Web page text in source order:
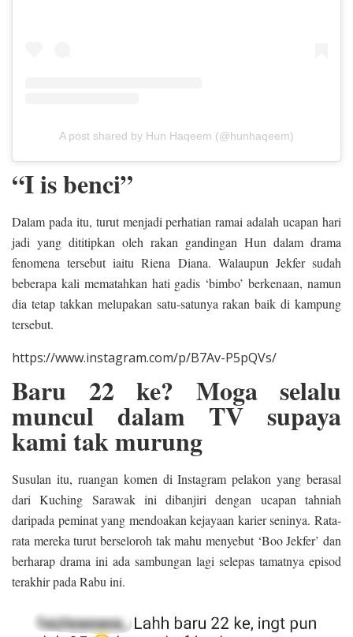
A post shared by Hun Haqeem (@hunhaqeem)
“I is benci”
Dalam pada itu, turut menjadi perhatian ramai adalah ucapan hari
jadi yang dititipkan oleh rakan gandingan Hun dalam drama
fenomena tersebut iaitu Riena Diana. Walaupun Jekfer sudah
beberapa kali mematahkan hati gadis ‘bimbo’ berkenaan, namun
dia tetap takkan melupakan satu-satunya rakan baik di kampung
tersebut.
https://www.instagram.com/p/B7Av-P5pQVs/
Baru 22 ke? Moga selalu
muncul dalam TV supaya
kami tak murung
Susulan itu, ruangan komen di Instagram pelakon yang berasal
dari Kuching Sarawak ini dibanjiri dengan ucapan tahniah
daripada peminat yang mendoakan kejayaan karier seninya. Rata-
rata mereka turut berseloroh tak mahu menyebut ‘Boo Jekfer’ dan
berharap drama ini ada sambungan lagi selepas tamatnya episod
terakhir pada Rabu ini.